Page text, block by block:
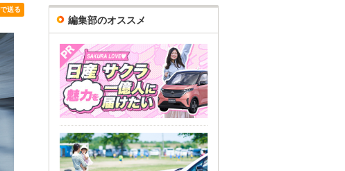
送る
編集部のオススメ